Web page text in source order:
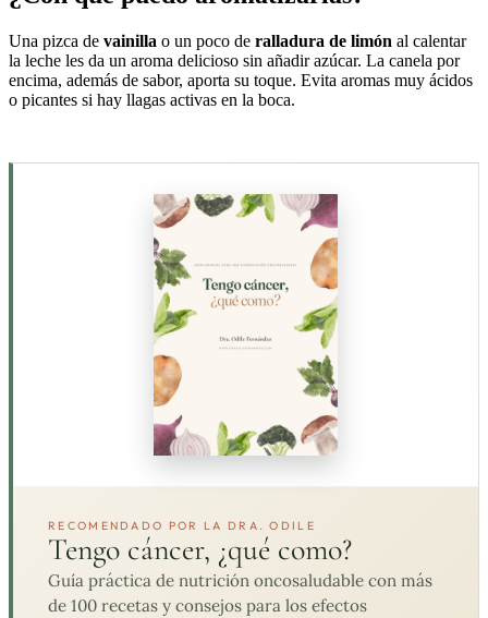
Una pizca de vainilla o un poco de ralladura de limón al calentar
la leche les da un aroma delicioso sin añadir azúcar. La canela por
encima, además de sabor, aporta su toque. Evita aromas muy ácidos
o picantes si hay llagas activas en la boca.
RECOMENDADO POR LA DRA. ODILE
Tengo cáncer, ¿qué como?
Guía práctica de nutrición oncosaludable con más
de 100 recetas y consejos para los efectos